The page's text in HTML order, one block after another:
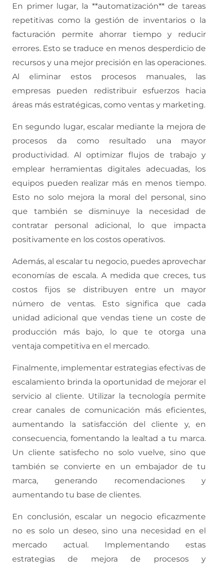
En primer lugar, la **automatización** de tareas
repetitivas como la gestión de inventarios o la
facturación permite ahorrar tiempo y reducir
errores. Esto se traduce en menos desperdicio de
recursos y una mejor precisión en las operaciones.
Al eliminar estos procesos manuales, las
empresas pueden redistribuir esfuerzos hacia
áreas más estratégicas, como ventas y marketing.
En segundo lugar, escalar mediante la mejora de
procesos da como resultado una mayor
productividad. Al optimizar flujos de trabajo y
emplear herramientas digitales adecuadas, los
equipos pueden realizar más en menos tiempo.
Esto no solo mejora la moral del personal, sino
que también se disminuye la necesidad de
contratar personal adicional, lo que impacta
positivamente en los costos operativos.
Además, al escalar tu negocio, puedes aprovechar
economías de escala. A medida que creces, tus
costos fijos se distribuyen entre un mayor
número de ventas. Esto significa que cada
unidad adicional que vendas tiene un coste de
producción más bajo, lo que te otorga una
ventaja competitiva en el mercado.
Finalmente, implementar estrategias efectivas de
escalamiento brinda la oportunidad de mejorar el
servicio al cliente. Utilizar la tecnología permite
crear canales de comunicación más eficientes,
aumentando la satisfacción del cliente y, en
consecuencia, fomentando la lealtad a tu marca.
Un cliente satisfecho no solo vuelve, sino que
también se convierte en un embajador de tu
marca, generando recomendaciones y
aumentando tu base de clientes.
En conclusión, escalar un negocio eficazmente
no es solo un deseo, sino una necesidad en el
mercado actual. Implementando estas
estrategias de mejora de procesos y